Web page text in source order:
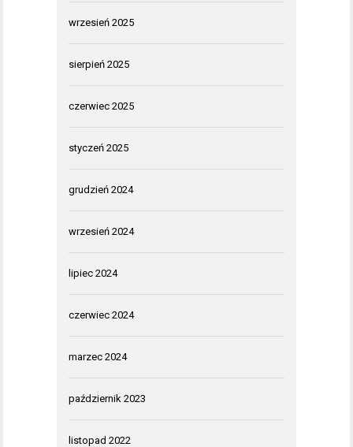
wrzesień 2025
sierpień 2025
czerwiec 2025
styczeń 2025
grudzień 2024
wrzesień 2024
lipiec 2024
czerwiec 2024
marzec 2024
październik 2023
listopad 2022